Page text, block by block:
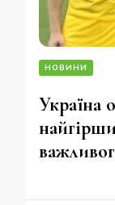
НОВИНИ
Україна